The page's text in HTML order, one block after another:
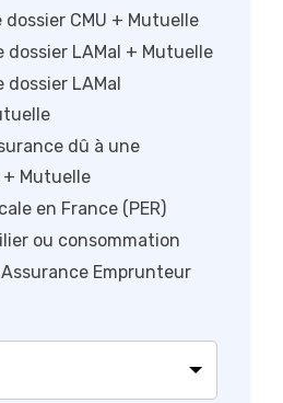
CMU + Mutuelle
dossier LAMal + Mutuelle
LAMal
dû à une
Mutuelle
en France (PER)
ou consommation
Emprunteur